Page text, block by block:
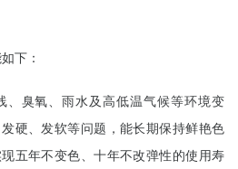
下：
、臭氧、雨水及高低温气候等环境变
硬、发软等问题，能长期保持鲜艳色
五年不变色、十年不改弹性的使用寿